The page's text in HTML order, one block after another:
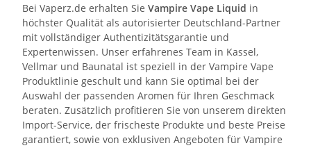
Bei Vaperz.de erhalten Sie Vampire Vape Liquid in
höchster Qualität als autorisierter Deutschland-Partner
mit vollständiger Authentizitätsgarantie und
Expertenwissen. Unser erfahrenes Team in Kassel,
Vellmar und Baunatal ist speziell in der Vampire Vape
Produktlinie geschult und kann Sie optimal bei der
Auswahl der passenden Aromen für Ihren Geschmack
beraten. Zusätzlich profitieren Sie von unserem direkten
Import-Service, der frischeste Produkte und beste Preise
garantiert, sowie von exklusiven Angeboten für Vampire